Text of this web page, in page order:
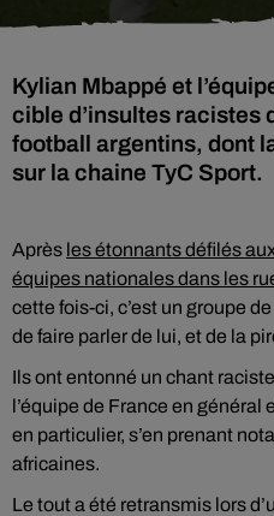
Kylian Mbappé et
cible d’insultes racistes
football argentins, dont
sur la chaine TyC Sport.
Après les étonnants défilés
équipes nationales dans les
cette fois-ci, c’est un groupe
de faire parler de lui, et de la
Ils ont entonné un chant
l’équipe de France en général
en particulier, s’en prenant
africaines.
Le tout a été retransmis lors